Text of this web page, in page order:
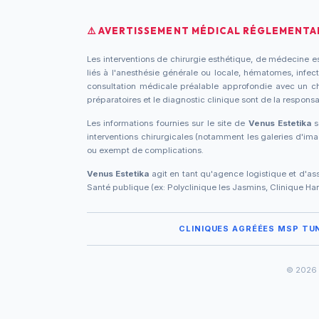
⚠️ AVERTISSEMENT MÉDICAL
Les interventions de chirurgie esthétique, de médecine
liés à l'anesthésie générale ou locale, hématomes,
consultation médicale préalable approfondie avec un
préparatoires et le diagnostic clinique sont de la
Les informations fournies sur le site de Venus Estetika
interventions chirurgicales (notamment les galeries
ou exempt de complications.
Venus Estetika agit en tant qu'agence logistique et
Santé publique (ex: Polyclinique les Jasmins, Clinique
CLINIQUES AGRÉÉES MSP
© 2026